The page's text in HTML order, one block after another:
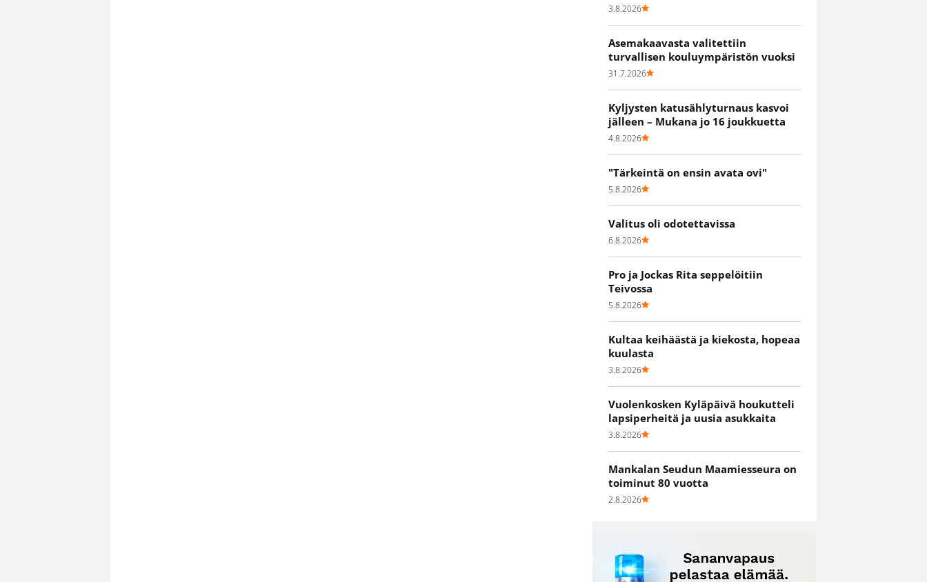
3.8.2026
Asemakaavasta valitettiin
turvallisen kouluympäristön vuoksi
31.7.2026
Kyljysten katusählyturnaus kasvoi
jälleen – Mukana jo 16 joukkuetta
4.8.2026
"Tärkeintä on ensin avata ovi"
5.8.2026
Valitus oli odotettavissa
6.8.2026
Pro ja Jockas Rita seppelöitiin
Teivossa
5.8.2026
Kultaa keihäästä ja kiekosta, hopeaa
kuulasta
3.8.2026
Vuolenkosken Kyläpäivä houkutteli
lapsiperheitä ja uusia asukkaita
3.8.2026
Mankalan Seudun Maamiesseura on
toiminut 80 vuotta
2.8.2026